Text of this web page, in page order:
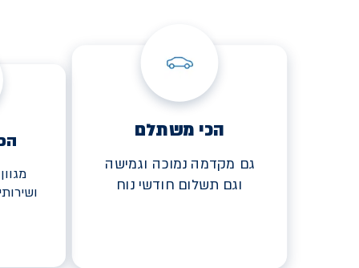
הכי משתלם
גם מקדמה נמוכה וגמישה
וגם תשלום חודשי נוח